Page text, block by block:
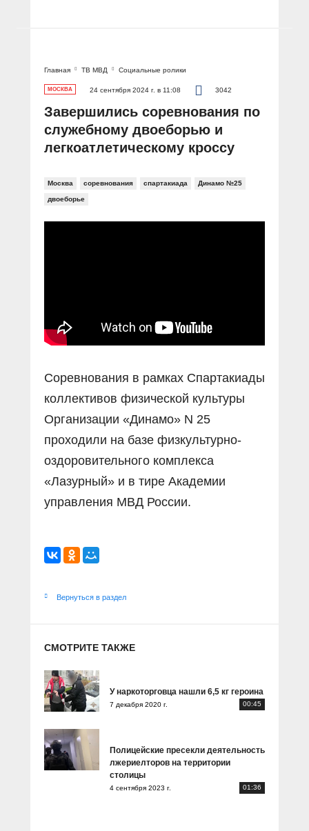
Главная ТВ МВД Социальные ролики
МОСКВА 24 сентября 2024 г. в 11:08 3042
Завершились соревнования по
служебному двоеборью и
легкоатлетическому кроссу
Москва соревнования спартакиада Динамо №25
двоеборье
Соревнования в рамках Спартакиады
коллективов физической культуры
Организации «Динамо» N 25
проходили на базе физкультурно-
оздоровительного комплекса
«Лазурный» и в тире Академии
управления МВД России.
Вернуться в раздел
СМОТРИТЕ ТАКЖЕ
У наркоторговца нашли 6,5 кг героина
7 декабря 2020 г. 00:45
Полицейские пресекли деятельность
лжериелторов на территории
столицы
4 сентября 2023 г. 01:36